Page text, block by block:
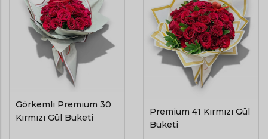
Görkemli Premium 30
Kırmızı Gül Buketi
Premium 41 Kırmızı Gül
Buketi